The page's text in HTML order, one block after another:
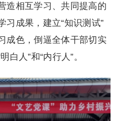
造相互学习、共同提高的
习成果，建立“知识测试”
成色，倒逼全体干部切实
白人”和“内行人”。